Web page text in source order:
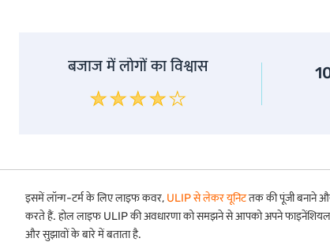
बजाज में लोगों का विश्वास
इसमें लॉन्ग-टर्म के लिए लाइफ कवर, ULIP से लेकर यूनिटतक की पूंजी बनाने
करते हैं. होल लाइफ ULIP की अवधारणा को समझने से आपको अपने फाइनेंशियल
और सुझावों के बारे में बताता है.